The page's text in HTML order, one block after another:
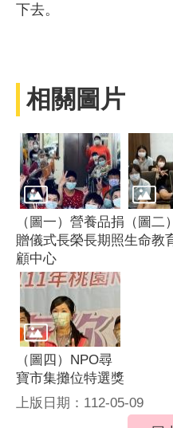
下去。
相關圖片
（圖一）營養品捐
贈儀式長榮長期照
顧中心
（圖二
生命教
（圖四）NPO尋
寶市集攤位特選獎
上版日期：112-05-09